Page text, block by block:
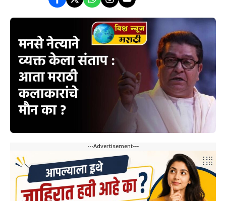
---Advertisement---